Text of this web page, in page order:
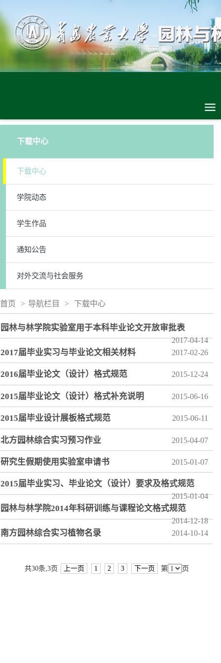
下载中心
下载中心
学院动态
学生作品
通知公告
对外交流与社会服务
首页 > 导航栏目 > 下载中心
园林与林学院实验室用于本科毕业论文开放审批表
2017-04-14
2017届毕业实习与毕业论文相关材料 2017-02-26
2016届毕业论文（设计）格式规范 2015-12-24
2015届毕业论文（设计）格式补充说明 2015-06-16
2015届毕业设计展板格式规范 2015-06-11
北方园林综合实习预习作业 2015-04-07
研究生假期使用实验室申请书 2015-01-07
2015届毕业实习、毕业论文（设计）要求及格式规范
2015-01-04
园林与林学院2014年科研训练与课程论文格式规范
2014-12-18
南方园林综合实习植物名录 2014-10-14
共30条,3页 上一页 1 2 3 下一页 第 页